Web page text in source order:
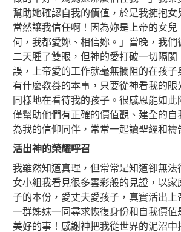
幫助她確認自我的價值，於是我擁抱女
當然讓我信任啊！因為妳是上帝的女兒
何，我都愛妳、相信妳。」當晚，我們
二天腫了雙眼，但神的愛打破一切隔閡
誤，上帝愛的工作就毫無攔阻的在孩子
有什麼教養的本事，只要從神看我的眼
同樣地在看待我的孩子。很感恩能如此
僅幫助他們有正確的價值觀、建全的自
為我的信仰同伴，常常一起讀聖經和禱
活出神的榮耀呼召
我雖然知道真理，但常常是知道卻無法
女小組我看見很多雲彩般的見證，以家
子的本份，愛丈夫愛孩子，真實活出上
一群姊妹一同尋求恢復身份和自我價值
美好的事！感謝神把我從世界的泥沼中